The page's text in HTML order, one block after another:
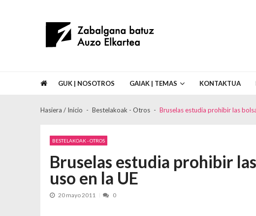
Asociación de Vecinos Zabalgana Batuz
GUK | NOSOTROS GAIAK | TEMAS KONTAKTUA
Hasiera / Inicio Bestelakoak - Otros Bruselas estudia prohibir las
BESTELAKOAK - OTROS
Bruselas estudia prohibir
uso en la UE
20 mayo 2011 0